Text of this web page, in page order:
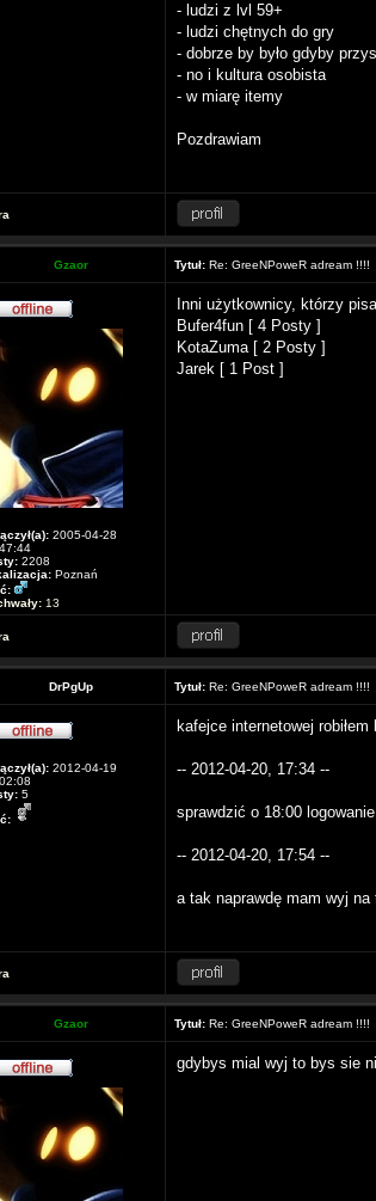
- ludzi z lvl 59+
- ludzi chętnych do gry
- dobrze by było gdyby
- no i kultura osobista
- w miarę itemy
Pozdrawiam
Gzaor Tytuł: Re: GreeNPoweR adream !!!!
2005-04-28
2208
Poznań
13
Inni użytkownicy, którzy
Bufer4fun [ 4 Posty ]
KotaZuma [ 2 Posty ]
Jarek [ 1 Post ]
DrPgUp Tytuł: Re: GreeNPoweR adream !!!!
2012-04-19
5
kafejce internetowej robiłem
-- 2012-04-20, 17:34 --
sprawdzić o 18:00 logowanie
-- 2012-04-20, 17:54 --
a tak naprawdę mam wyj
Gzaor Tytuł: Re: GreeNPoweR adream !!!!
gdybys mial wyj to bys sie